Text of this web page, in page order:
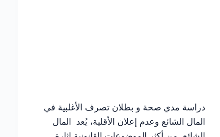
دراسة مدي صحة و بطلان تصرف الأغلبية في
المال الشائع وعدم إعلان الأقلية، يُعد المال